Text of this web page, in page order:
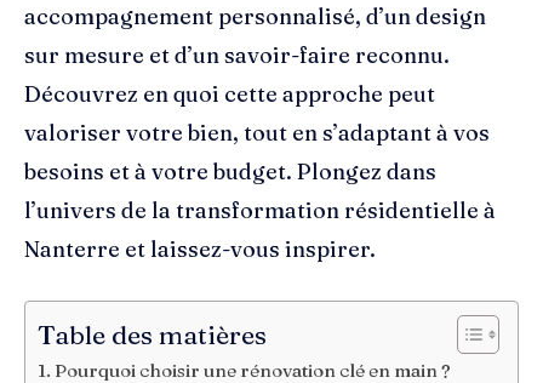
accompagnement personnalisé, d’un design
sur mesure et d’un savoir-faire reconnu.
Découvrez en quoi cette approche peut
valoriser votre bien, tout en s’adaptant à vos
besoins et à votre budget. Plongez dans
l’univers de la transformation résidentielle à
Nanterre et laissez-vous inspirer.
Table des matières
Pourquoi choisir une rénovation clé en main ?